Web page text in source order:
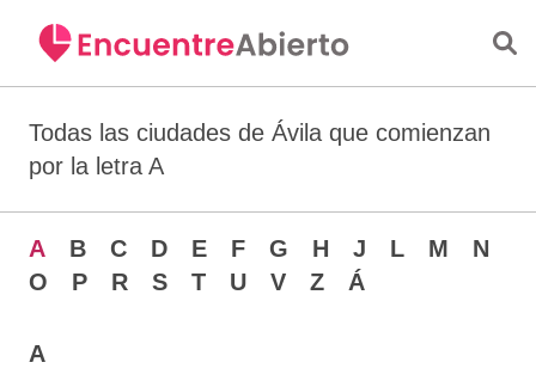
Todas las ciudades de Ávila que comienzan
por la letra A
A B C D E F G H J L M
N
O
P R S T U V Z Á
A